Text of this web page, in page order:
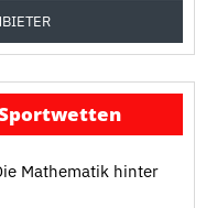
Mathematik hinter